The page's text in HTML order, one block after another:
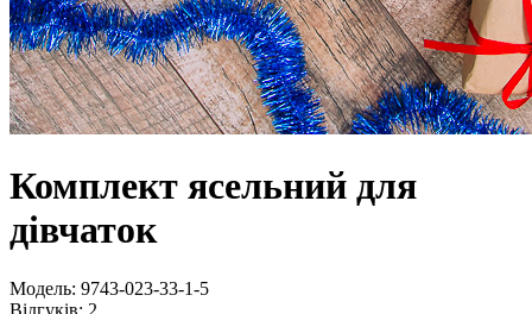
Комплект ясельний для
дівчаток
Модель: 9743-023-33-1-5
Відгуків: 2